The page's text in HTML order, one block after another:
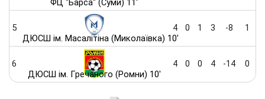
ФЦ "Барса" (Суми) 11'
5
ДЮСШ ім. Масалітіна (Миколаївка) 10'
4 0 1 3 -8 1
6
ДЮСШ ім. Гречаного (Ромни) 10'
4 0 0 4 -14 0